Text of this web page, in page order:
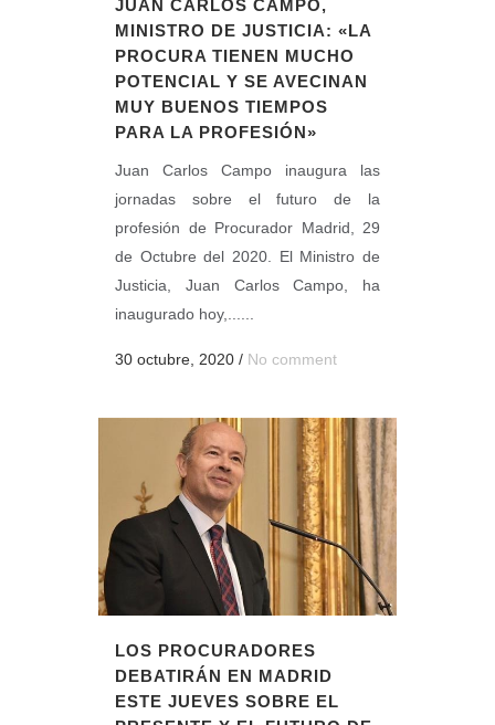
JUAN CARLOS CAMPO,
MINISTRO DE JUSTICIA: «LA
PROCURA TIENEN MUCHO
POTENCIAL Y SE AVECINAN
MUY BUENOS TIEMPOS
PARA LA PROFESIÓN»
Juan Carlos Campo inaugura las
jornadas sobre el futuro de la
profesión de Procurador Madrid, 29
de Octubre del 2020. El Ministro de
Justicia, Juan Carlos Campo, ha
inaugurado hoy,......
30 octubre, 2020 / No comment
LOS PROCURADORES
DEBATIRÁN EN MADRID
ESTE JUEVES SOBRE EL